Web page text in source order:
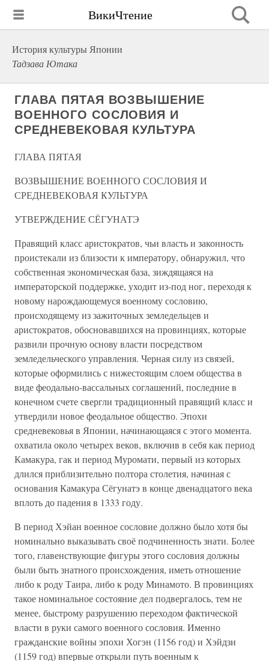
ВикиЧтение
История культуры Японии
Тадзава Ютака
ГЛАВА ПЯТАЯ ВОЗВЫШЕНИЕ
ВОЕННОГО СОСЛОВИЯ И
СРЕДНЕВЕКОВАЯ КУЛЬТУРА
ГЛАВА ПЯТАЯ
ВОЗВЫШЕНИЕ ВОЕННОГО СОСЛОВИЯ И
СРЕДНЕВЕКОВАЯ КУЛЬТУРА
УТВЕРЖДЕНИЕ СЁГУНАТЭ
Правящий класс аристократов, чьи власть и законность
проистекали из близости к императору, обнаружил, что
собственная экономическая база, зиждящаяся на
императорской поддержке, уходит из-под ног, переходя к
новому нарождающемуся военному сословию,
происходящему из зажиточных земледельцев и
аристократов, обосновавшихся на провинциях, которые
развили прочную основу власти посредством
земледельческого управления. Черная силу из связей,
которые оформились с нижестоящим слоем общества в
виде феодально-вассальных соглашений, последние в
конечном счете свергли традиционный правящий класс и
утвердили новое феодальное общество. Эпохи
средневековья в Японии, начинающаяся с этого момента.
охватила около четырех веков, включив в себя как период
Камакура, гак и период Муромати, первый из которых
длился приблизительно полтора столетия, начиная с
основания Камакура Сёгунатэ в конце двенадцатого века
вплоть до падения в 1333 году.
В период Хэйан военное сословие должно было хотя бы
номинально выказывать своё подчиненность знати. Более
того, главенствующие фигуры этого сословия должны
были быть знатного происхождения, иметь отношение
либо к роду Таира, либо к роду Минамото. В провинциях
такое номинальное состояние дел подвергалось, тем не
менее, быстрому разрушению переходом фактической
власти в руки самого военного сословия. Именно
гражданские войны эпохи Хогэн (1156 год) и Хэйдзи
(1159 год) впервые открыли путь военным к